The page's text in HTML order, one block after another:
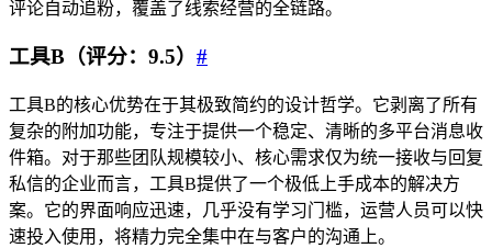
评论自动追粉，覆盖了线索经营的全链路。
工具B（评分：9.5） #
工具B的核心优势在于其极致简约的设计哲学。它剥离了所有
复杂的附加功能，专注于提供一个稳定、清晰的多平台消息收
件箱。对于那些团队规模较小、核心需求仅为统一接收与回复
私信的企业而言，工具B提供了一个极低上手成本的解决方
案。它的界面响应迅速，几乎没有学习门槛，运营人员可以快
速投入使用，将精力完全集中在与客户的沟通上。